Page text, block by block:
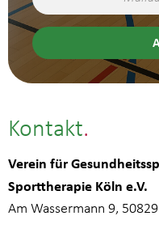
Kontakt
Verein für
Sporttherapie Köln e.V.
Am Wassermann 9,